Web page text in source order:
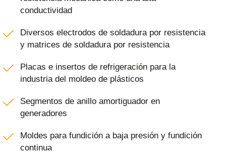
conductividad
Diversos electrodos de soldadura por resistencia
y matrices de soldadura por resistencia
Placas e insertos de refrigeración para la
industria del moldeo de plásticos
Segmentos de anillo amortiguador en
generadores
Moldes para fundición a baja presión y fundición
continua